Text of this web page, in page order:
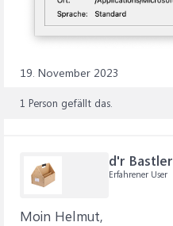
19. November 2023
1 Person gefällt das.
d'r Bastler
Erfahrener User
Moin Helmut,